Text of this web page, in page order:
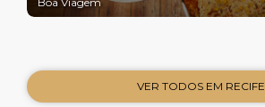
VER TODOS EM RECIFE